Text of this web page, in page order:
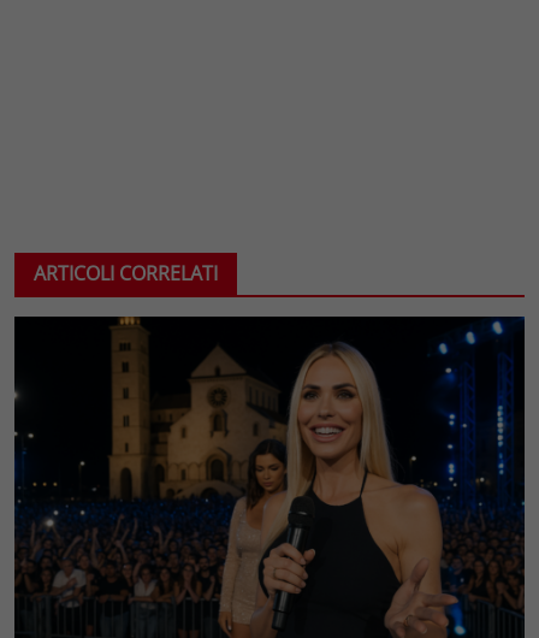
ARTICOLI CORRELATI